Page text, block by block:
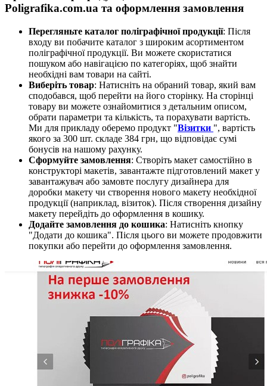
Poligrafika.com.ua та оформлення замовлення
Перегляньте каталог поліграфічної продукції: Після
входу ви побачите каталог з широким асортиментом
поліграфічної продукції. Ви можете скористатися
пошуком або навігацією по категоріях, щоб знайти
необхідні вам товари на сайті.
Виберіть товар: Натисніть на обраний товар, який вам
сподобався, щоб перейти на його сторінку. На сторінці
товару ви можете ознайомитися з детальним описом,
обрати параметри та кількість, та порахувати вартість.
Ми для прикладу оберемо продукт "Візитки ", вартість
якого за 300 шт. складе 384 грн, що відповідає сумі
бонусів на нашому рахунку.
Сформуйте замовлення: Створіть макет самостійно в
конструкторі макетів, завантажте підготовлений макет у
завантажувач або замовте послугу дизайнера для
доробки макету чи створення нового макету необхідної
продукції (наприклад, візиток). Після створення дизайну
макету перейдіть до оформлення в кошику.
Додайте замовлення до кошика: Натисніть кнопку
"Додати до кошика". Після цього ви можете продовжити
покупки або перейти до оформлення замовлення.